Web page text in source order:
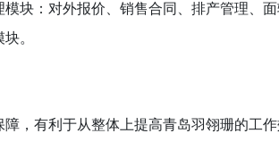
块：对外报价、销售合同、排产管理、
。
有利于从整体上提高青岛羽翎珊的工作